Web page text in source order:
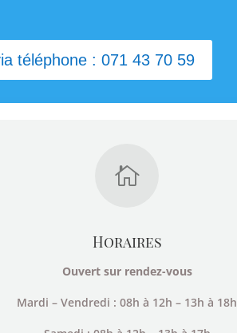
téléphone : 071 43 70 59

Horaires
Ouvert sur rendez-vous
Mardi – Vendredi : 08h à 12h – 13h à 18h